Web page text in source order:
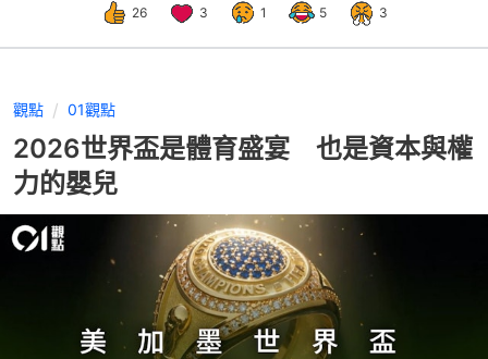
26 3 1 5 3
觀點 01觀點
2026世界盃是體育盛宴 也是資本與權
力的嬰兒